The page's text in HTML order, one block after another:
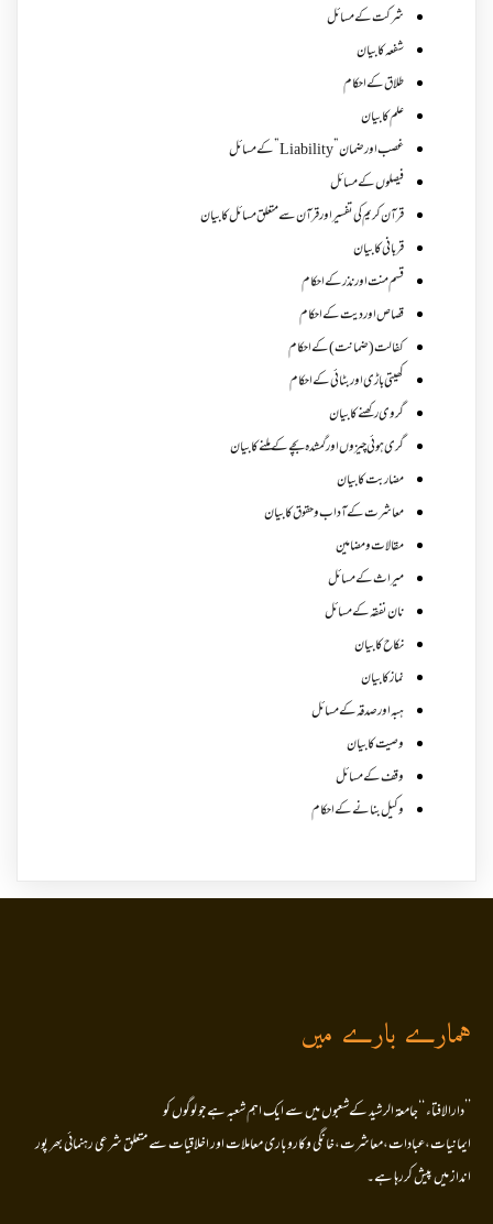
شرکت کے مسائل
شفعہ کا بیان
طلاق کے احکام
علم کا بیان
غصب اورضمان”Liability” کے مسائل
فیصلوں کے مسائل
قرآن کریم کی تفسیر اور قرآن سے متعلق مسائل کا بیان
قربانی کا بیان
قسم منت اور نذر کے احکام
قصاص اور دیت کے احکام
کفالت (ضمانت) کے احکام
کھیتی باڑی اور بٹائی کے احکام
گروی رکھنے کا بیان
گری ہوئی چیزوں اورگمشدہ بچے کے ملنے کا بیان
مضاربت کا بیان
معاشرت کے آداب و حقوق کا بیان
مقالات ومضامین
میراث کے مسائل
نان نفقہ کے مسائل
نکاح کا بیان
نماز کا بیان
ہبہ اور صدقہ کے مسائل
وصیت کا بیان
وقف کے مسائل
وکیل بنانے کے احکام
ہمارے بارے میں
’’دارالافتاء ‘‘جامعۃ الرشید کےشعبوں میں سے ایک اہم شعبہ ہے جو لوگوں کو
ایمانیات،عبادات،معاشرت،خانگی وکاروباری معاملات اور اخلاقیات سے متعلق شرعی رہنمائی بھر پور
انداز میں پیش کررہا ہے۔